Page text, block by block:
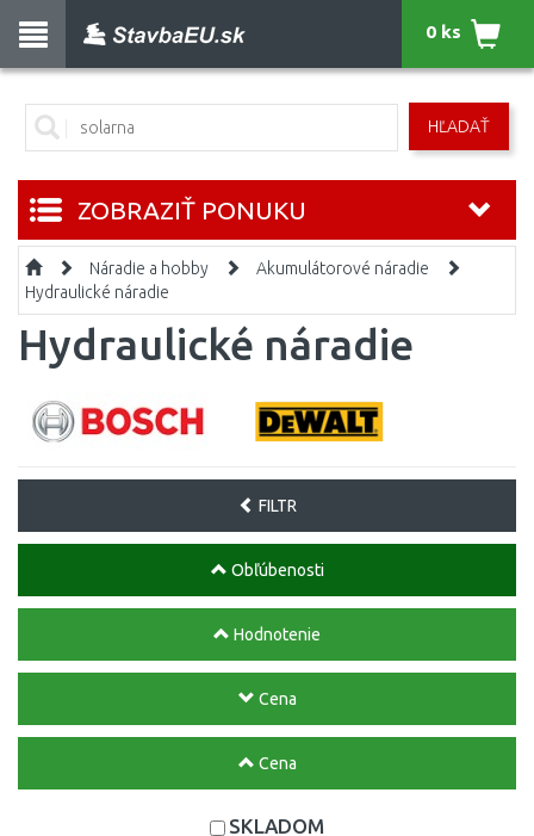
HĽADAŤ
0 ks
ZOBRAZIŤ PONUKU
Náradie a hobby
Akumulátorové náradie
Hydraulické náradie
Hydraulické náradie
FILTR
Obľúbenosti
Hodnotenie
Cena
Cena
SKLADOM